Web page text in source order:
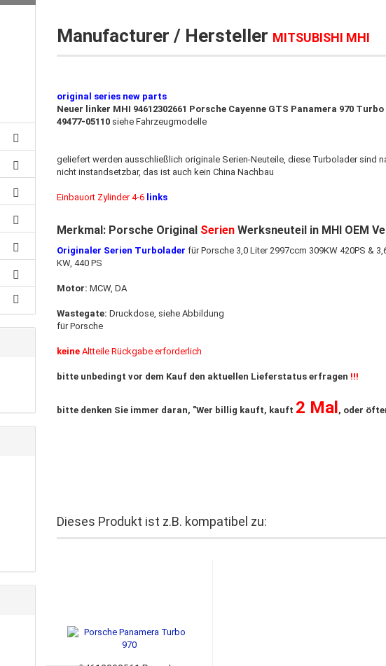
Manufacturer / Hersteller MITSUBISHI MHI
original series new parts​
Neuer linker MHI 94612302661 Porsche Cayenne GTS​ Panamera 970
49477-05110 siehe Fahrzeugmodelle
geliefert werden ausschließlich originale Serien-Neuteile, diese Turbolader sind
nicht instandsetzbar, das ist auch kein China Nachbau
Einbauort Zylinder 4-6 links
Merkmal: Porsche Original Serien Werksneuteil in MHI OEM
Originaler Serien Turbolader für Porsche 3,0 Liter 2997ccm 309KW 420PS &
KW, 440 PS
Motor: MCW, DA
Wastegate: Druckdose, siehe Abbildung
für Porsche
keine Altteile Rückgabe erforderlich
bitte unbedingt vor dem Kauf den aktuellen Lieferstatus erfragen !!!
bitte denken Sie immer daran, "Wer billig kauft, kauft 2 Mal , oder
Dieses Produkt ist z.B. kompatibel zu: